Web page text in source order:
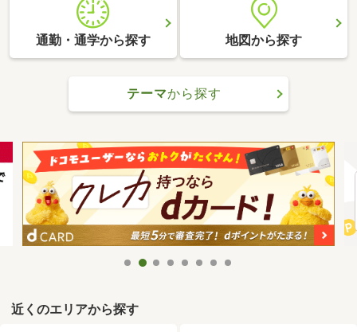
通勤・通学から探す 地図から探す
テーマから探す
近くのエリアから探す